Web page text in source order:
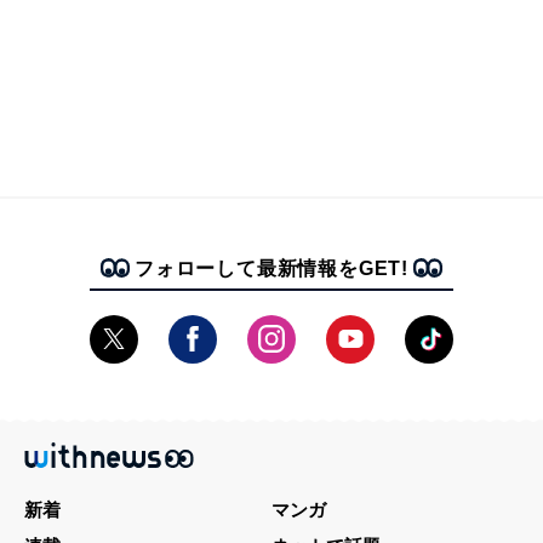
フォローして最新情報をGET!
新着
マンガ